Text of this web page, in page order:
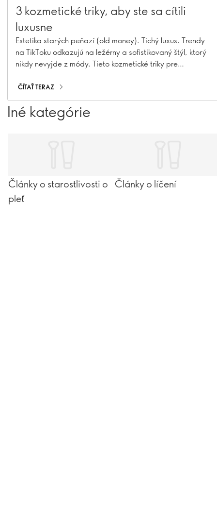
3 kozmetické triky, aby ste sa cítili
luxusne
Estetika starých peňazí (old money). Tichý luxus. Trendy
na TikToku odkazujú na ležérny a sofistikovaný štýl, ktorý
nikdy nevyjde z módy. Tieto kozmetické triky pre
ČÍTAŤ TERAZ
Iné kategórie
Články o starostlivosti o
pleť
Články o líčení